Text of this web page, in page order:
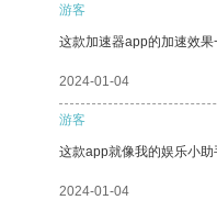
游客
这款加速器app的加速效果
2024-01-04
游客
这款app就像我的娱乐小助
2024-01-04